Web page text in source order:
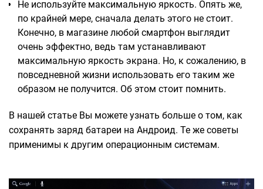
Не используйте максимальную яркость. Опять же,
по крайней мере, сначала делать этого не стоит.
Конечно, в магазине любой смартфон выглядит
очень эффектно, ведь там устанавливают
максимальную яркость экрана. Но, к сожалению, в
повседневной жизни использовать его таким же
образом не получится. Об этом стоит помнить.
В нашей статье Вы можете узнать больше о том, как
сохранять заряд батареи на Андроид. Те же советы
применимы к другим операционным системам.